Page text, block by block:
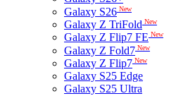
Galaxy S26 New
Galaxy Z TriFold New
Galaxy Z Flip7 FE New
Galaxy Z Fold7 New
Galaxy Z Flip7 New
Galaxy S25 Edge
Galaxy S25 Ultra